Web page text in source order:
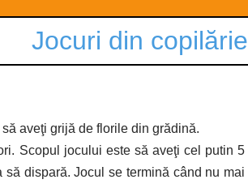
Jocuri din copilărie
aveţi grijă de florile din grădină.
Scopul jocului este să aveţi cel putin 5
dispară. Jocul se termină când nu mai